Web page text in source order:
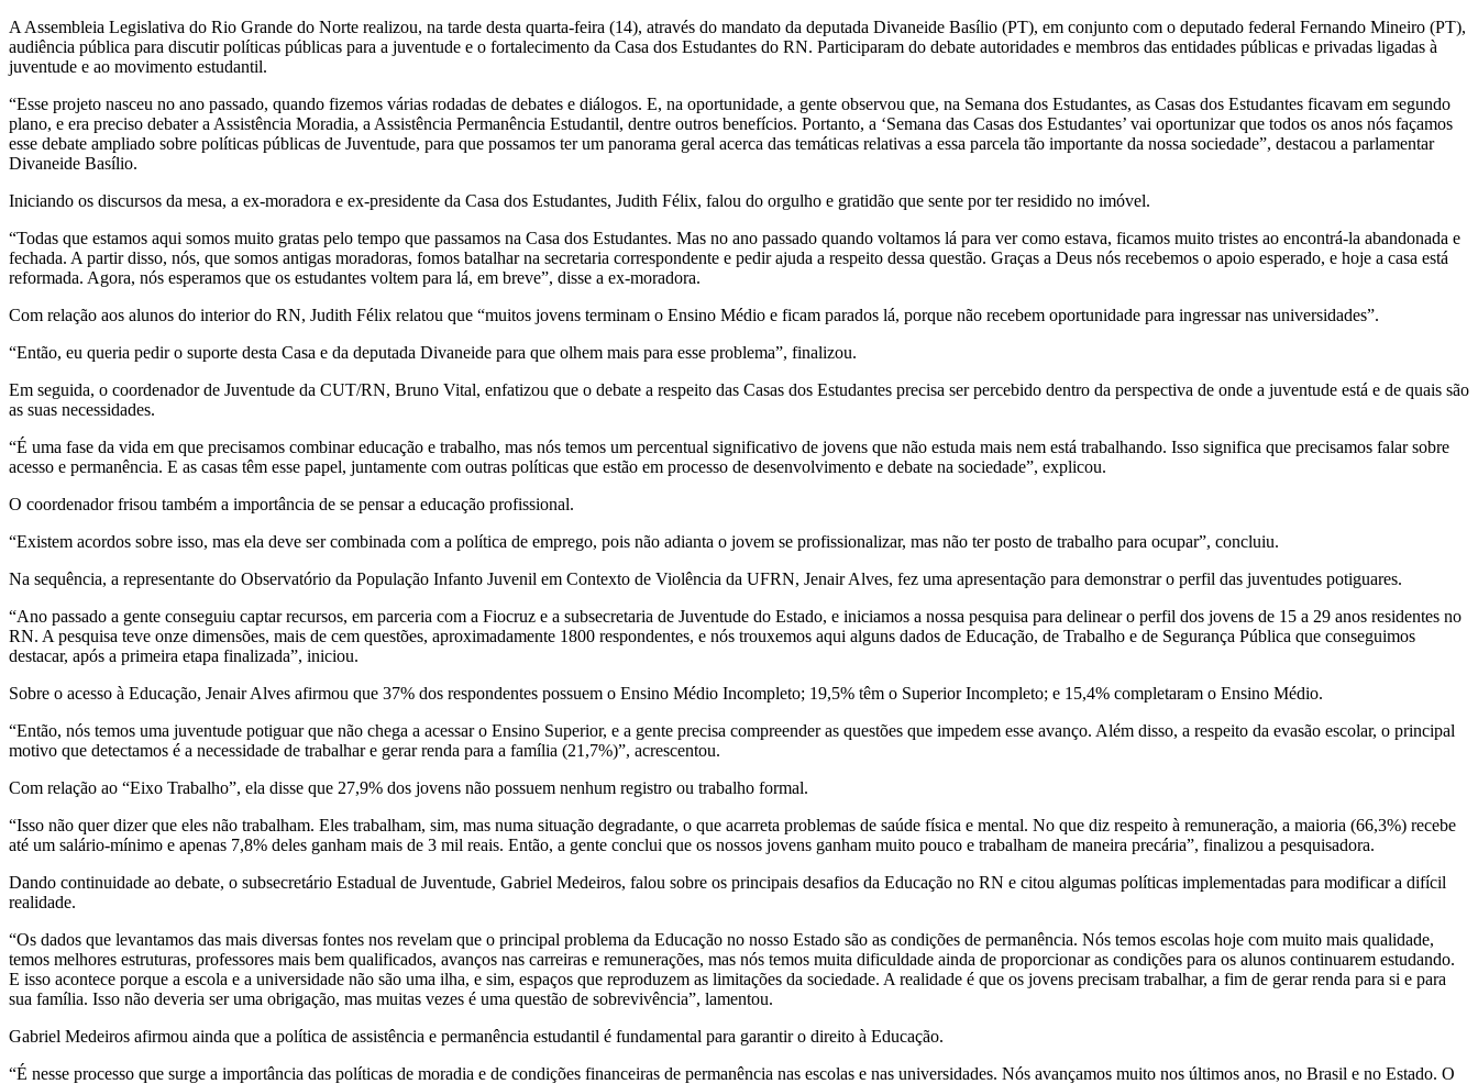
A Assembleia Legislativa do Rio Grande do Norte realizou, na tarde desta quarta-feira (14), através do mandato da deputada Divaneide Basílio (PT), em conjunto com o deputado federal Fernando Mineiro (PT),
audiência pública para discutir políticas públicas para a juventude e o fortalecimento da Casa dos Estudantes do RN. Participaram do debate autoridades e membros das entidades públicas e privadas ligadas à
juventude e ao movimento estudantil.
“Esse projeto nasceu no ano passado, quando fizemos várias rodadas de debates e diálogos. E, na oportunidade, a gente observou que, na Semana dos Estudantes, as Casas dos Estudantes ficavam em segundo
plano, e era preciso debater a Assistência Moradia, a Assistência Permanência Estudantil, dentre outros benefícios. Portanto, a ‘Semana das Casas dos Estudantes’ vai oportunizar que todos os anos nós façamos
esse debate ampliado sobre políticas públicas de Juventude, para que possamos ter um panorama geral acerca das temáticas relativas a essa parcela tão importante da nossa sociedade”, destacou a parlamentar
Divaneide Basílio.
Iniciando os discursos da mesa, a ex-moradora e ex-presidente da Casa dos Estudantes, Judith Félix, falou do orgulho e gratidão que sente por ter residido no imóvel.
“Todas que estamos aqui somos muito gratas pelo tempo que passamos na Casa dos Estudantes. Mas no ano passado quando voltamos lá para ver como estava, ficamos muito tristes ao encontrá-la abandonada e
fechada. A partir disso, nós, que somos antigas moradoras, fomos batalhar na secretaria correspondente e pedir ajuda a respeito dessa questão. Graças a Deus nós recebemos o apoio esperado, e hoje a casa está
reformada. Agora, nós esperamos que os estudantes voltem para lá, em breve”, disse a ex-moradora.
Com relação aos alunos do interior do RN, Judith Félix relatou que “muitos jovens terminam o Ensino Médio e ficam parados lá, porque não recebem oportunidade para ingressar nas universidades”.
“Então, eu queria pedir o suporte desta Casa e da deputada Divaneide para que olhem mais para esse problema”, finalizou.
Em seguida, o coordenador de Juventude da CUT/RN, Bruno Vital, enfatizou que o debate a respeito das Casas dos Estudantes precisa ser percebido dentro da perspectiva de onde a juventude está e de quais são
as suas necessidades.
“É uma fase da vida em que precisamos combinar educação e trabalho, mas nós temos um percentual significativo de jovens que não estuda mais nem está trabalhando. Isso significa que precisamos falar sobre
acesso e permanência. E as casas têm esse papel, juntamente com outras políticas que estão em processo de desenvolvimento e debate na sociedade”, explicou.
O coordenador frisou também a importância de se pensar a educação profissional.
“Existem acordos sobre isso, mas ela deve ser combinada com a política de emprego, pois não adianta o jovem se profissionalizar, mas não ter posto de trabalho para ocupar”, concluiu.
Na sequência, a representante do Observatório da População Infanto Juvenil em Contexto de Violência da UFRN, Jenair Alves, fez uma apresentação para demonstrar o perfil das juventudes potiguares.
“Ano passado a gente conseguiu captar recursos, em parceria com a Fiocruz e a subsecretaria de Juventude do Estado, e iniciamos a nossa pesquisa para delinear o perfil dos jovens de 15 a 29 anos residentes no
RN. A pesquisa teve onze dimensões, mais de cem questões, aproximadamente 1800 respondentes, e nós trouxemos aqui alguns dados de Educação, de Trabalho e de Segurança Pública que conseguimos
destacar, após a primeira etapa finalizada”, iniciou.
Sobre o acesso à Educação, Jenair Alves afirmou que 37% dos respondentes possuem o Ensino Médio Incompleto; 19,5% têm o Superior Incompleto; e 15,4% completaram o Ensino Médio.
“Então, nós temos uma juventude potiguar que não chega a acessar o Ensino Superior, e a gente precisa compreender as questões que impedem esse avanço. Além disso, a respeito da evasão escolar, o principal
motivo que detectamos é a necessidade de trabalhar e gerar renda para a família (21,7%)”, acrescentou.
Com relação ao “Eixo Trabalho”, ela disse que 27,9% dos jovens não possuem nenhum registro ou trabalho formal.
“Isso não quer dizer que eles não trabalham. Eles trabalham, sim, mas numa situação degradante, o que acarreta problemas de saúde física e mental. No que diz respeito à remuneração, a maioria (66,3%) recebe
até um salário-mínimo e apenas 7,8% deles ganham mais de 3 mil reais. Então, a gente conclui que os nossos jovens ganham muito pouco e trabalham de maneira precária”, finalizou a pesquisadora.
Dando continuidade ao debate, o subsecretário Estadual de Juventude, Gabriel Medeiros, falou sobre os principais desafios da Educação no RN e citou algumas políticas implementadas para modificar a difícil
realidade.
“Os dados que levantamos das mais diversas fontes nos revelam que o principal problema da Educação no nosso Estado são as condições de permanência. Nós temos escolas hoje com muito mais qualidade,
temos melhores estruturas, professores mais bem qualificados, avanços nas carreiras e remunerações, mas nós temos muita dificuldade ainda de proporcionar as condições para os alunos continuarem estudando.
E isso acontece porque a escola e a universidade não são uma ilha, e sim, espaços que reproduzem as limitações da sociedade. A realidade é que os jovens precisam trabalhar, a fim de gerar renda para si e para
sua família. Isso não deveria ser uma obrigação, mas muitas vezes é uma questão de sobrevivência”, lamentou.
Gabriel Medeiros afirmou ainda que a política de assistência e permanência estudantil é fundamental para garantir o direito à Educação.
“É nesse processo que surge a importância das políticas de moradia e de condições financeiras de permanência nas escolas e nas universidades. Nós avançamos muito nos últimos anos, no Brasil e no Estado. O